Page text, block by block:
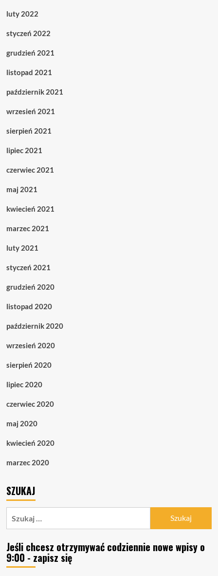
luty 2022
styczeń 2022
grudzień 2021
listopad 2021
październik 2021
wrzesień 2021
sierpień 2021
lipiec 2021
czerwiec 2021
maj 2021
kwiecień 2021
marzec 2021
luty 2021
styczeń 2021
grudzień 2020
listopad 2020
październik 2020
wrzesień 2020
sierpień 2020
lipiec 2020
czerwiec 2020
maj 2020
kwiecień 2020
marzec 2020
SZUKAJ
Jeśli chcesz otrzymywać codziennie nowe wpisy o
9:00 - zapisz się